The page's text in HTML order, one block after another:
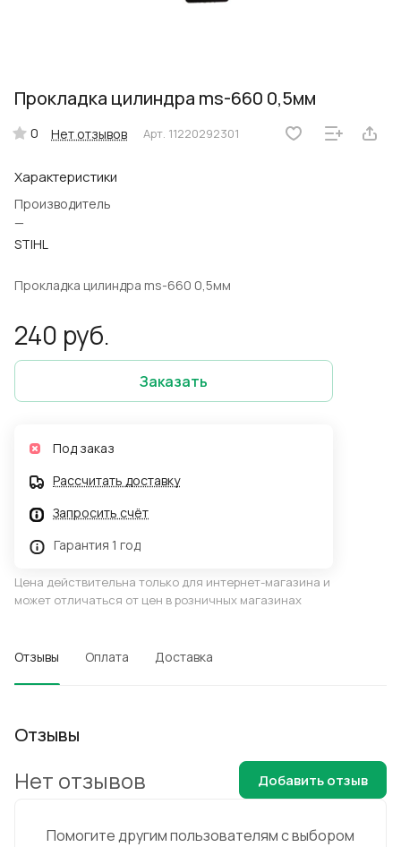
Прокладка цилиндра ms-660 0,5мм
0 Нет отзывов Арт. 11220292301
Характеристики
Производитель
—
STIHL
Прокладка цилиндра ms-660 0,5мм
240 руб.
Заказать
Под заказ
Рассчитать доставку
Запросить счёт
Гарантия 1 год
Цена действительна только для интернет-магазина и
может отличаться от цен в розничных магазинах
Отзывы Оплата Доставка
Отзывы
Помогите другим пользователям с выбором
Нет отзывов Добавить отзыв